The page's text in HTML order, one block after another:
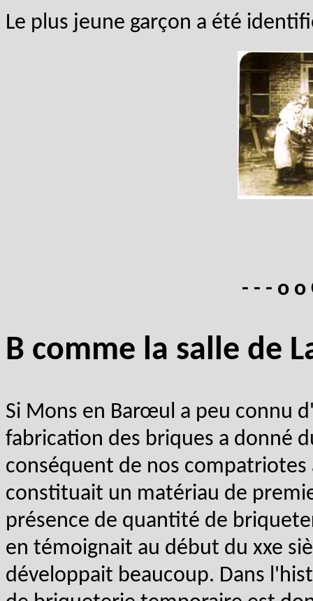
Le plus jeune garçon a été
- - - o o
B comme la salle de
Si Mons en Barœul a peu connu
fabrication des briques a donné
conséquent de nos compatriotes
constituait un matériau de
présence de quantité de
en témoignait au début du xxe
développait beaucoup. Dans